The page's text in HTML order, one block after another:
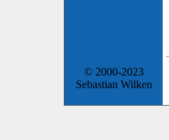
© 2000-2023
Sebastian Wilken